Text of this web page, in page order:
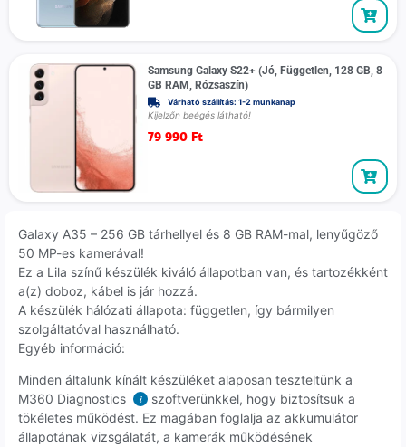
Samsung Galaxy S22+ (Jó, Független, 128 GB, 8
GB RAM, Rózsaszín)
Várható szállítás: 1-2 munkanap
Kijelzőn beégés látható!
79 990 Ft
Galaxy A35 – 256 GB tárhellyel és 8 GB RAM-mal, lenyűgöző
50 MP-es kamerával!
Ez a Lila színű készülék kiváló állapotban van, és tartozékként
a(z) doboz, kábel is jár hozzá.
A készülék hálózati állapota: független, így bármilyen
szolgáltatóval használható.
Egyéb információ:
Minden általunk kínált készüléket alaposan teszteltünk a
M360 Diagnostics
i
szoftverünkkel, hogy biztosítsuk a
tökéletes működést. Ez magában foglalja az akkumulátor
állapotának vizsgálatát, a kamerák működésének